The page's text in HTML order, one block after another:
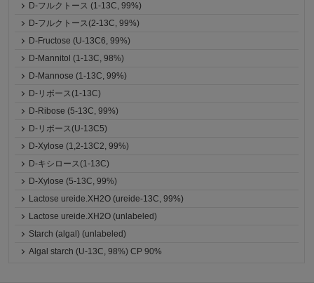
D-フルクトース (1-13C, 99%)
D-フルクトース(2-13C, 99%)
D-Fructose (U-13C6, 99%)
D-Mannitol (1-13C, 98%)
D-Mannose (1-13C, 99%)
D-リボース(1-13C)
D-Ribose (5-13C, 99%)
D-リボース(U-13C5)
D-Xylose (1,2-13C2, 99%)
D-キシロース(1-13C)
D-Xylose (5-13C, 99%)
Lactose ureide.XH2O (ureide-13C, 99%)
Lactose ureide.XH2O (unlabeled)
Starch (algal) (unlabeled)
Algal starch (U-13C, 98%) CP 90%